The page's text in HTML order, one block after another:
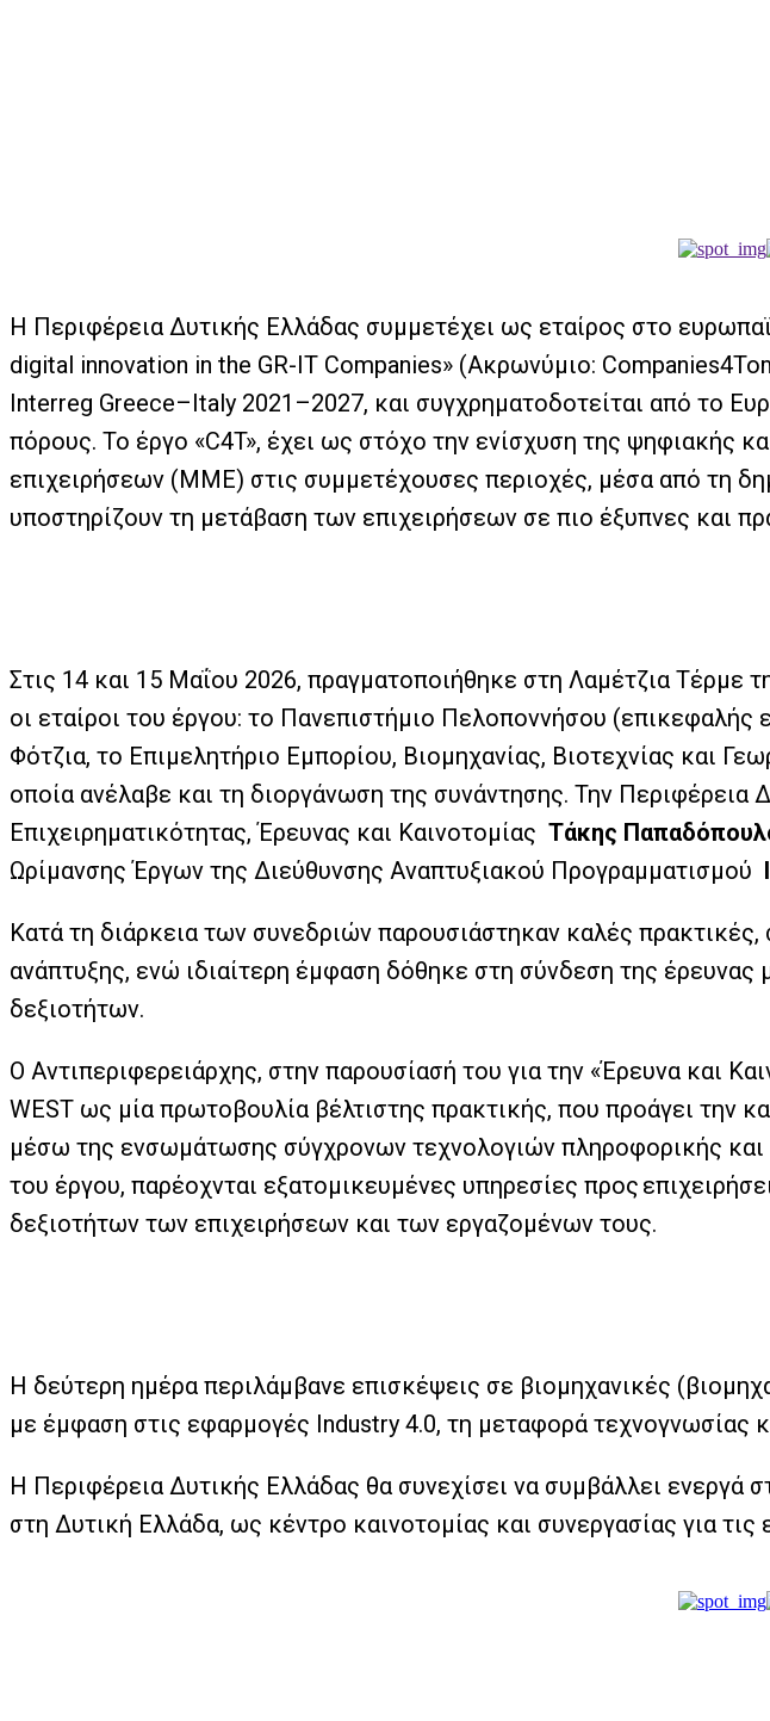
Η Περιφέρεια Δυτικής Ελλάδας συμμετέχει ως εταίρος στο
digital innovation in the GR-IT Companies» (Ακρωνύμιο:
Interreg Greece–Italy 2021–2027, και συγχρηματοδοτείται από το
πόρους. Το έργο «C4T», έχει ως στόχο την ενίσχυση της ψηφιακής
επιχειρήσεων (ΜΜΕ) στις συμμετέχουσες περιοχές, μέσα από τη
υποστηρίζουν τη μετάβαση των επιχειρήσεων σε πιο έξυπνες και
Στις 14 και 15 Μαΐου 2026, πραγματοποιήθηκε στη Λαμέτζια Τέρμε
οι εταίροι του έργου: το Πανεπιστήμιο Πελοποννήσου
Φότζια, το Επιμελητήριο Εμπορίου, Βιομηχανίας, Βιοτεχνίας και
οποία ανέλαβε και τη διοργάνωση της συνάντησης. Την
Επιχειρηματικότητας, Έρευνας και Καινοτομίας Τάκης
Ωρίμανσης Έργων της Διεύθυνσης Αναπτυξιακού Προγραμματισμού
Κατά τη διάρκεια των συνεδριών παρουσιάστηκαν καλές
ανάπτυξης, ενώ ιδιαίτερη έμφαση δόθηκε στη σύνδεση της
δεξιοτήτων.
Ο Αντιπεριφερειάρχης, στην παρουσίασή του για την «Έρευνα και
WEST ως μία πρωτοβουλία βέλτιστης πρακτικής, που προάγει την
μέσω της ενσωμάτωσης σύγχρονων τεχνολογιών πληροφορικής και
του έργου, παρέοχνται εξατομικευμένες υπηρεσίες προς
δεξιοτήτων των επιχειρήσεων και των εργαζομένων τους.
Η δεύτερη ημέρα περιλάμβανε επισκέψεις σε βιομηχανικές
με έμφαση στις εφαρμογές Industry 4.0, τη μεταφορά τεχνογνωσίας
Η Περιφέρεια Δυτικής Ελλάδας θα συνεχίσει να συμβάλλει ενεργά
στη Δυτική Ελλάδα, ως κέντρο καινοτομίας και συνεργασίας για τις